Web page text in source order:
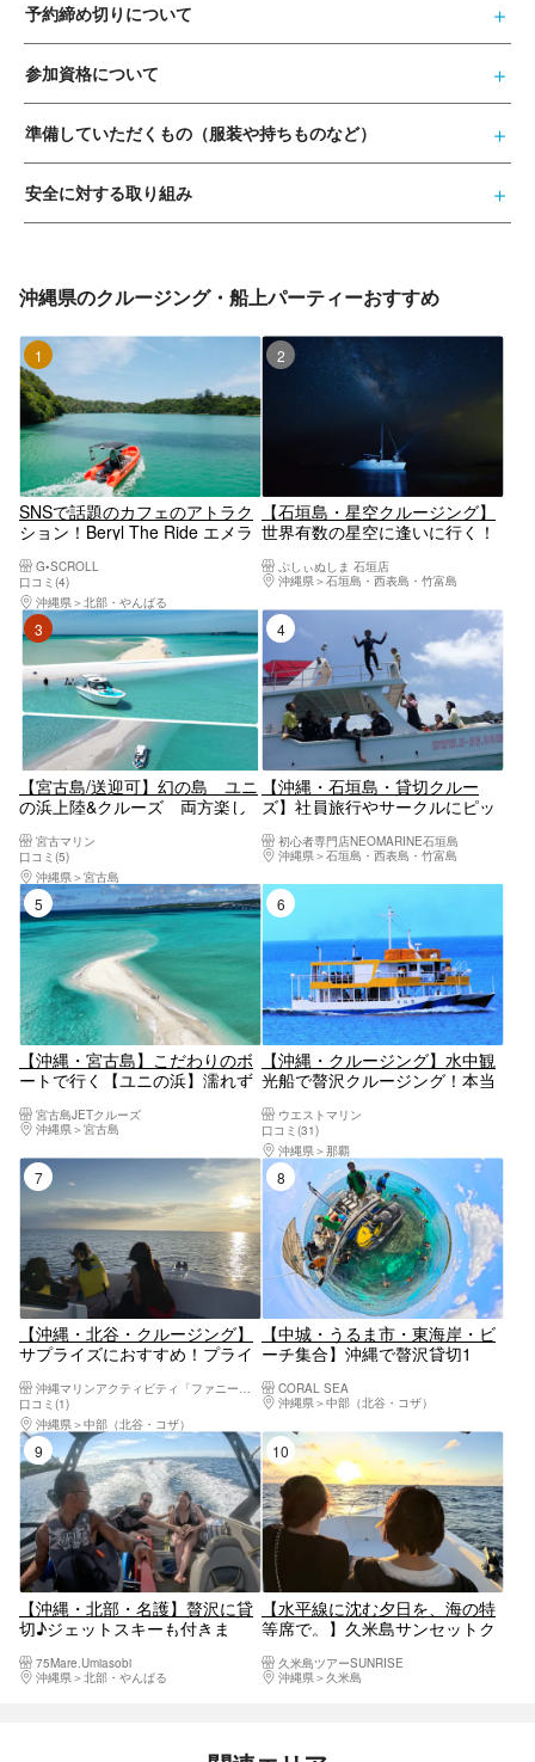
予約締め切りについて
参加資格について
準備していただくもの（服装や持ちものなど）
安全に対する取り組み
沖縄県のクルージング・船上パーティーおすすめ
SNSで話題のカフェのアトラク
ション！Beryl The Ride エメラ
しよう！！ 【沖縄・古宇利島・
羽地内海・クルージング】
G•SCROLL
口コミ(4)
沖縄県
北部・やんばる
2位
【石垣島・星空クルージング】
世界有数の星空に逢いに行く！
る満天の星空＜星空ガイド・三
線生ライブ付／1ドリンク付／
市街地送迎無料＞
ぷしぃぬしま 石垣店
沖縄県
石垣島・西表島・竹富島
3位
【宮古島/送迎可】幻の島 ユニ
の浜上陸&クルーズ 両方楽し
雅にリゾート気分◎個トイレ、
冷房完備！お子様割有り 送迎
車までも豪華！
宮古マリン
口コミ(5)
沖縄県
宮古島
【沖縄・石垣島・貸切クルー
ズ】社員旅行やサークルにピッ
ーターして石垣島の海を満喫し
よう！
初心者専門店NEOMARINE石垣島
沖縄県
石垣島・西表島・竹富島
5位
【沖縄・宮古島】こだわりのボ
ートで行く【ユニの浜】濡れず
良部大橋をくぐるプチクルージ
ング【ドローン撮影無料】
宮古島JETクルーズ
沖縄県
宮古島
【沖縄・クルージング】水中観
光船で贅沢クルージング！本当
ウエストマリン
口コミ(31)
沖縄県
那覇
【沖縄・北谷・クルージング】
サプライズにおすすめ！プライ
沖縄マリンアクティビティ「ファニーパル」
口コミ(1)
沖縄県
中部（北谷・コザ）
8位
【中城・うるま市・東海岸・ビ
ーチ集合】沖縄で贅沢貸切1
ンドホッピング満喫プラン♪新
規OPEN記念実地中！
CORAL SEA
沖縄県
中部（北谷・コザ）
9位
【沖縄・北部・名護】贅沢に貸
切♪ジェットスキーも付きま
75Mare.Umiasobi
沖縄県
北部・やんばる
10位
【水平線に沈む夕日を、海の特
等席で。】久米島サンセットク
久米島ツアーSUNRISE
沖縄県
久米島